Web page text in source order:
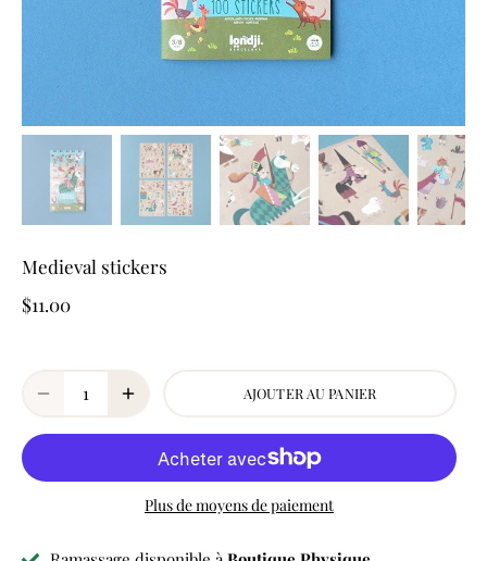
Medieval stickers
$11.00
AJOUTER AU PANIER
Plus de moyens de paiement